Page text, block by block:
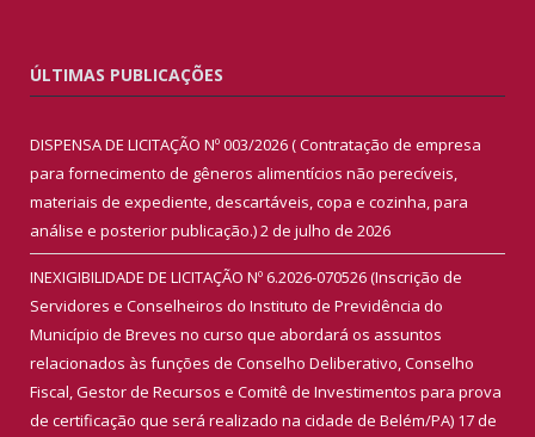
ÚLTIMAS PUBLICAÇÕES
DISPENSA DE LICITAÇÃO Nº 003/2026 ( Contratação de empresa
para fornecimento de gêneros alimentícios não perecíveis,
materiais de expediente, descartáveis, copa e cozinha, para
análise e posterior publicação.)2 de julho de 2026
INEXIGIBILIDADE DE LICITAÇÃO Nº 6.2026-070526 (Inscrição de
Servidores e Conselheiros do Instituto de Previdência do
Município de Breves no curso que abordará os assuntos
relacionados às funções de Conselho Deliberativo, Conselho
Fiscal, Gestor de Recursos e Comitê de Investimentos para prova
de certificação que será realizado na cidade de Belém/PA) 17 de